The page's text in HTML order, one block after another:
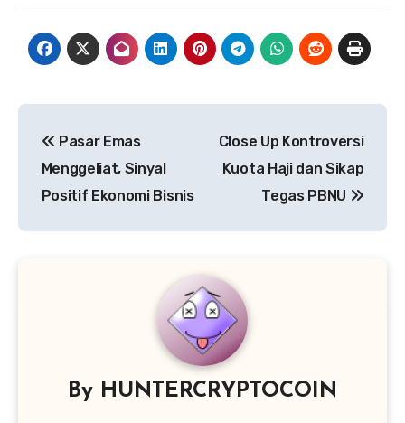
navigation
Pasar Emas
Menggeliat, Sinyal
Positif Ekonomi Bisnis
Close Up Kontroversi
Kuota Haji dan Sikap
Tegas PBNU
By HUNTERCRYPTOCOIN